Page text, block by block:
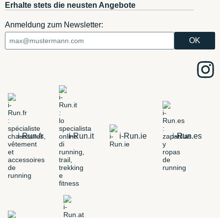
Erhalte stets die neusten Angebote
Anmeldung zum Newsletter:
i-Run.fr i-Run.it i-Run.ie i-Run.es